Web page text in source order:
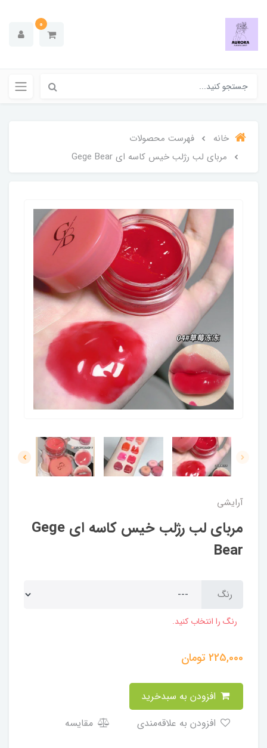
0
خانه
فهرست محصولات
مربای لب رژلب خیس کاسه ای Gege Bear
آرایشی
مربای لب رژلب خیس کاسه ای Gege
Bear
رنگ
رنگ را انتخاب کنید.
225,000تومان
مقایسه